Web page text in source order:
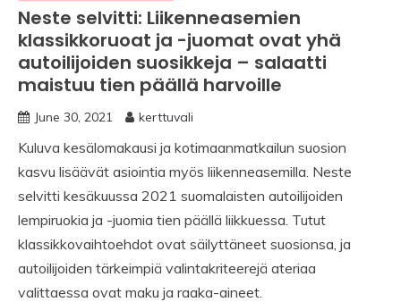
Neste selvitti: Liikenneasemien
klassikkoruoat ja -juomat ovat yhä
autoilijoiden suosikkeja – salaatti
maistuu tien päällä harvoille
June 30, 2021 kerttuvali
Kuluva kesälomakausi ja kotimaanmatkailun suosion
kasvu lisäävät asiointia myös liikenneasemilla. Neste
selvitti kesäkuussa 2021 suomalaisten autoilijoiden
lempiruokia ja -juomia tien päällä liikkuessa. Tutut
klassikkovaihtoehdot ovat säilyttäneet suosionsa, ja
autoilijoiden tärkeimpiä valintakriteerejä ateriaa
valittaessa ovat maku ja raaka-aineet.